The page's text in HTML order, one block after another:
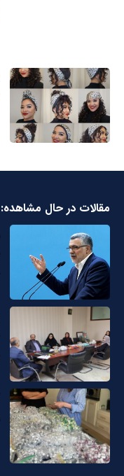
مقالات در حال مشاهده: